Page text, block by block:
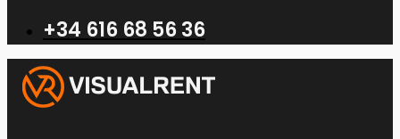
+34 616 68 56 36